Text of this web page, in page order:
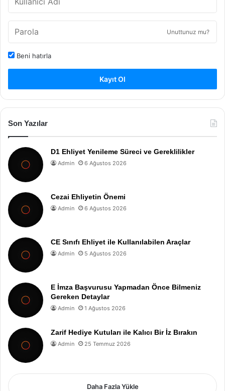
Unuttunuz mu?
Beni hatırla
Kayıt Ol
Son Yazılar
D1 Ehliyet Yenileme Süreci ve Gereklilikler
Admin 6 Ağustos 2026
Cezai Ehliyetin Önemi
Admin 6 Ağustos 2026
CE Sınıfı Ehliyet ile Kullanılabilen Araçlar
Admin 5 Ağustos 2026
E İmza Başvurusu Yapmadan Önce Bilmeniz
Gereken Detaylar
Admin 1 Ağustos 2026
Zarif Hediye Kutuları ile Kalıcı Bir İz Bırakın
Admin 25 Temmuz 2026
Daha Fazla Yükle